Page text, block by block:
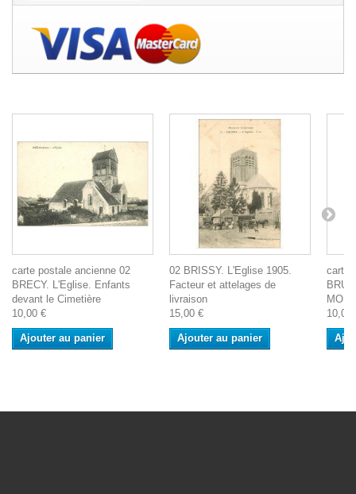
carte postale ancienne 02
BRECY. L'Eglise. Enfants
devant le Cimetière
10,00 €
Ajouter au panier
02 BRISSY. L'Eglise 1905.
Facteur et attelages de
livraison
15,00 €
Ajouter au panier
carte
10,00